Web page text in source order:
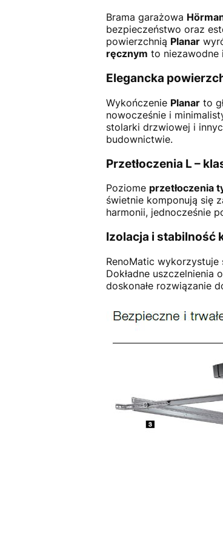
Brama garażowa
bezpieczeństwo oraz
powierzchnią Planar
ręcznym to niezawodne
Elegancka
Wykończenie Planarto
nowocześnie i
stolarki drzwiowej i
budownictwie.
Przetłoczenia L –
Poziome przetłoczenia
świetnie komponują się
harmonii, jednocześnie
Izolacja i stabilność
RenoMatic
Dokładne
doskonałe rozwiązanie